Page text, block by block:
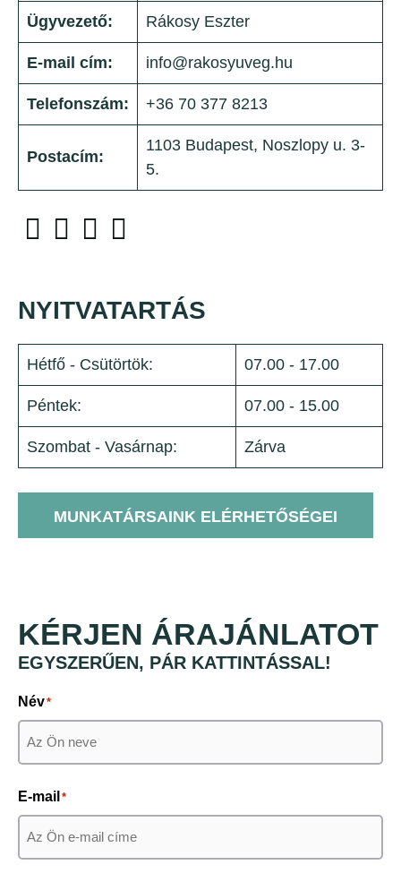
Ügyvezető: Rákosy Eszter
E-mail cím: info@rakosyuveg.hu
Telefonszám: +36 70 377 8213
Postacím:
1103 Budapest, Noszlopy u. 3-
5.
NYITVATARTÁS
Hétfő - Csütörtök: 07.00 - 17.00
Péntek: 07.00 - 15.00
Szombat - Vasárnap: Zárva
MUNKATÁRSAINK ELÉRHETŐSÉGEI
KÉRJEN ÁRAJÁNLATOT
EGYSZERŰEN, PÁR KATTINTÁSSAL!
Név*
E-mail *